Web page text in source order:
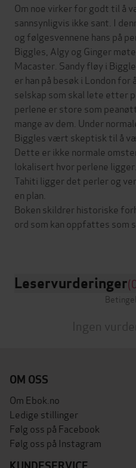
Om noe virker for godt til å
sannsynligvis ikke sant. I
og følgesvennene hans på
Biggles, Algy og Ginger
Macaster. Sandy fløy i
er han på besøk i London
selskap som skal lete etter
perlene er store som
mange av dem. Under
Biggles vært skeptisk til å
Dette er ikke normale
lokalisert hvor perlene
Tahiti ligger det perler og
en plan.
Boken skildrer historiske
ord som kan oppfattes som
Leservurderinger
Ingen
OM OSS
Om Ebok.no
Ledige stillinger
Følg oss på Facebook
Følg oss på Instagram